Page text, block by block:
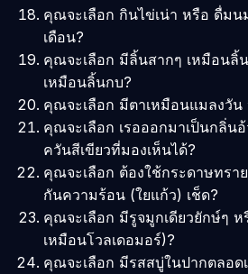
คุณจะเลือก กินไข่เน่า หรือ ดื่ม
เดือน?
คุณจะเลือก มีลิ้นสากๆ เหมือนลิ้
เหมือนลิ้นกบ?
คุณจะเลือก มีตาเหมือนแมลงวั
คุณจะเลือก เรอออกมาเป็นกลิ่น
ควันสีเขียวที่มองเห็นได้?
คุณจะเลือก ต้องใช้กระดาษทรา
กันความร้อน (ใยแก้ว) เช็ด?
คุณจะเลือก มีรูจมูกเดียวยักษ์ๆ
เหมือนโวลเดอมอร์)?
คุณจะเลือก มีรสสบู่ในปากตลอด